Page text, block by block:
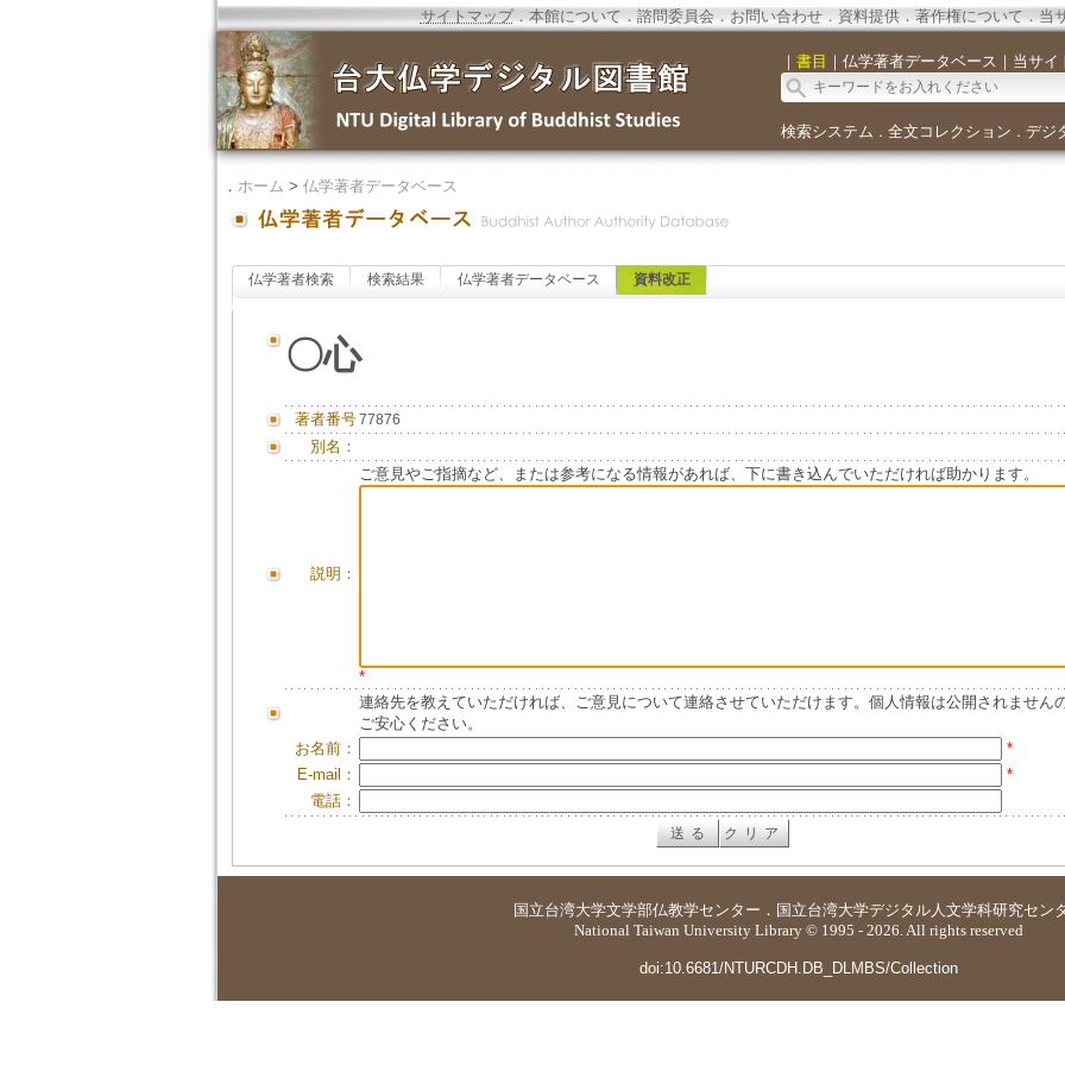
サイトマップ．本館について．諮問委員会． お問い合わせ． 資料提供．著作権について．当
｜ 書目 ｜ 仏学著者データベース ｜ 当サイ
検索システム ． 全文コレクション ． デジ
． ホーム > 仏学著者データベース
仏学著者検索 検索結果 仏学著者データベース 資料改正
〇心
著者番号77876
別名：
説明：
ご意見やご指摘など、または参考になる情報があれば、下に書き込んでいただければ助かります。
*
連絡先を教えていただければ、ご意見について連絡させていただけます。個人情報は公開されません
ご安心ください。
お名前：
*
E-mail：
*
電話：
国立台湾大学文学部仏教学センター ． 国立台湾大学デジタル人文学科研究セン
National Taiwan University Library © 1995 - 2026. All rights reserved
doi:10.6681/NTURCDH.DB_DLMBS/Collection